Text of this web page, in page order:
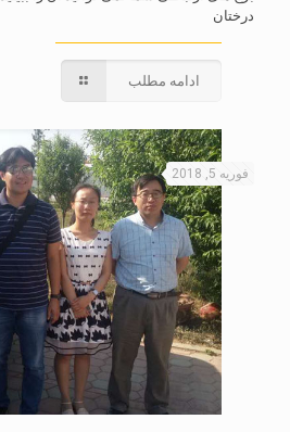
درختان
ادامه مطلب
فوریه 5, 2018